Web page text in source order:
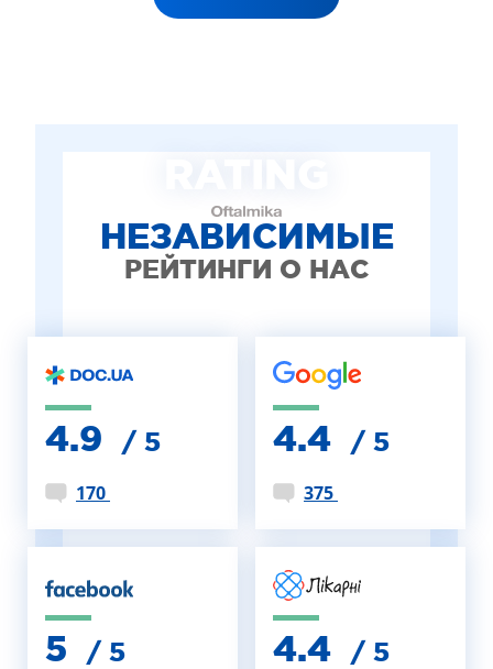
НЕЗАВИСИМЫЕ
РЕЙТИНГИ О НАС
4.9 / 5
170
4.4 / 5
375
5 / 5 4.4 / 5